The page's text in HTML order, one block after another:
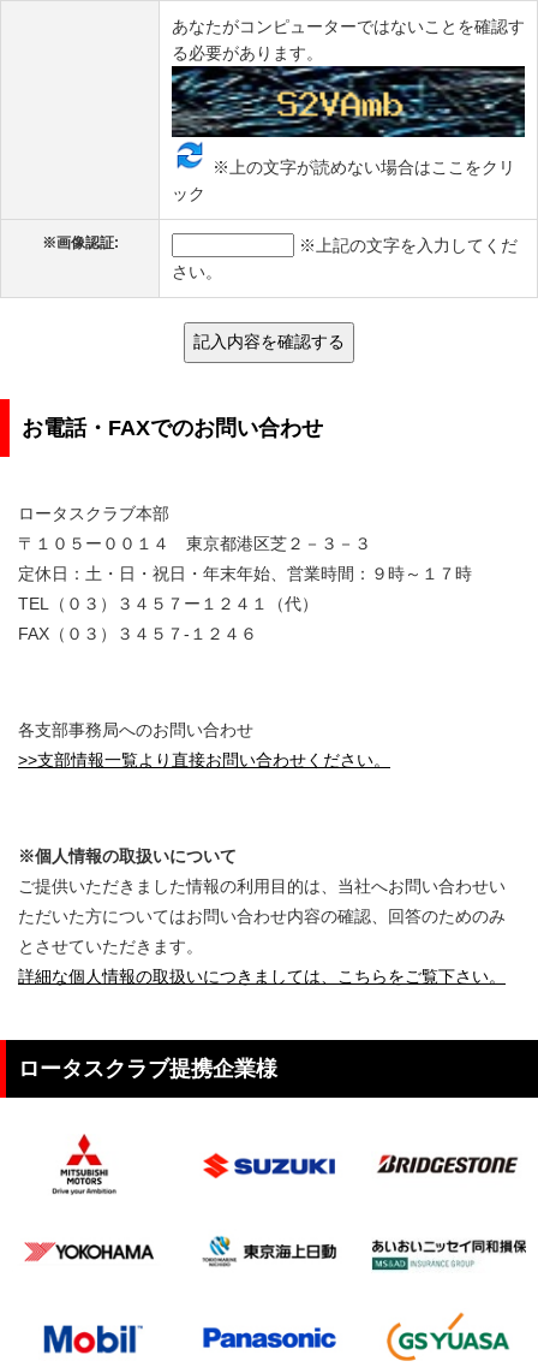
あなたがコンピューターではないことを確認す
る必要があります。
※上の文字が読めない場合はここをクリ
ック
※画像認証:
※上記の文字を入力してくだ
さい。
お電話・FAXでのお問い合わせ
ロータスクラブ本部
〒１０５ー００１４ 東京都港区芝２－３－３
定休日：土・日・祝日・年末年始、営業時間：９時～１７時
TEL（０３）３４５７ー１２４１（代）
FAX（０３）３４５７-１２４６
各支部事務局へのお問い合わせ
>>支部情報一覧より直接お問い合わせください。
※個人情報の取扱いについて
ご提供いただきました情報の利用目的は、当社へお問い合わせい
ただいた方についてはお問い合わせ内容の確認、回答のためのみ
とさせていただきます。
詳細な個人情報の取扱いにつきましては、こちらをご覧下さい。
ロータスクラブ提携企業様